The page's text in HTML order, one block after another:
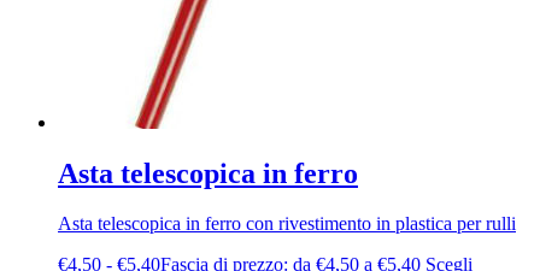
Asta telescopica in ferro
Asta telescopica in ferro con rivestimento in plastica per rulli
€4,50 - €5,40Fascia di prezzo: da €4,50 a €5,40 Scegli